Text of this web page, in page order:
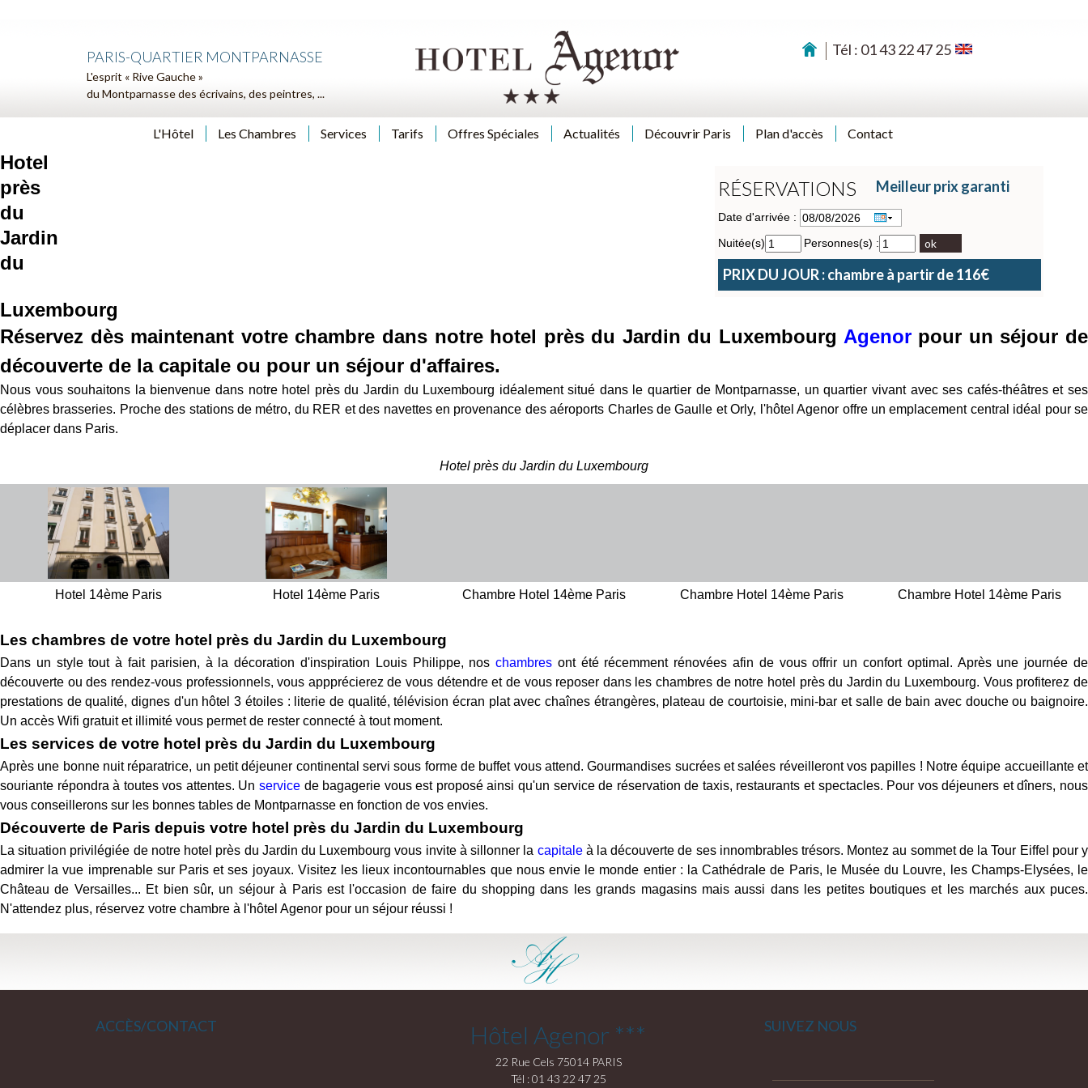
PARIS-QUARTIER MONTPARNASSE
L'esprit « Rive Gauche »
du Montparnasse des écrivains, des peintres, ...
Tél : 01 43 22 47 25
L'Hôtel Les Chambres Services Tarifs Offres Spéciales Actualités Découvrir Paris Plan d'accès Contact
RÉSERVATIONS Meilleur prix garanti
Date d'arrivée :
Nuitée(s)
Personnes(s) : ok
PRIX DU JOUR : chambre à partir de 116€
Hotel
près
du
Jardin
du
Luxembourg
Réservez dès maintenant votre chambre dans notre hotel près du Jardin du Luxembourg Agenorpour un séjour de
découverte de la capitale ou pour un séjour d'affaires.
Nous vous souhaitons la bienvenue dans notre hotel près du Jardin du Luxembourg idéalement situé dans le quartier de Montparnasse, un quartier vivant avec ses cafés-théâtres et ses
célèbres brasseries. Proche des stations de métro, du RER et des navettes en provenance des aéroports Charles de Gaulle et Orly, l'hôtel Agenor offre un emplacement central idéal pour se
déplacer dans Paris.
Hotel près du Jardin du Luxembourg
Hotel 14ème Paris Hotel 14ème Paris Chambre Hotel 14ème Paris Chambre Hotel 14ème Paris Chambre Hotel 14ème Paris
Les chambres de votre hotel près du Jardin du Luxembourg
Dans un style tout à fait parisien, à la décoration d'inspiration Louis Philippe, noschambres ont été récemment rénovées afin de vous offrir un confort optimal. Après une journée de
découverte ou des rendez-vous professionnels, vous appprécierez de vous détendre et de vous reposer dans les chambres de notre hotel près du Jardin du Luxembourg. Vous profiterez de
prestations de qualité, dignes d'un hôtel 3 étoiles : literie de qualité, télévision écran plat avec chaînes étrangères, plateau de courtoisie, mini-bar et salle de bain avec douche ou baignoire.
Un accès Wifi gratuit et illimité vous permet de rester connecté à tout moment.
Les services de votre hotel près du Jardin du Luxembourg
Après une bonne nuit réparatrice, un petit déjeuner continental servi sous forme de buffet vous attend. Gourmandises sucrées et salées réveilleront vos papilles ! Notre équipe accueillante et
souriante répondra à toutes vos attentes. Un service de bagagerie vous est proposé ainsi qu'un service de réservation de taxis, restaurants et spectacles. Pour vos déjeuners et dîners, nous
vous conseillerons sur les bonnes tables de Montparnasse en fonction de vos envies.
Découverte de Paris depuis votre hotel près du Jardin du Luxembourg
La situation privilégiée de notre hotel près du Jardin du Luxembourg vous invite à sillonner la capitaleà la découverte de ses innombrables trésors. Montez au sommet de la Tour Eiffel pour y
admirer la vue imprenable sur Paris et ses joyaux. Visitez les lieux incontournables que nous envie le monde entier : la Cathédrale de Paris, le Musée du Louvre, les Champs-Elysées, le
Château de Versailles... Et bien sûr, un séjour à Paris est l'occasion de faire du shopping dans les grands magasins mais aussi dans les petites boutiques et les marchés aux puces.
N'attendez plus, réservez votre chambre à l'hôtel Agenor pour un séjour réussi !
ACCÈS/CONTACT Hôtel Agenor ***
22 Rue Cels 75014 PARIS
Tél : 01 43 22 47 25
SUIVEZ NOUS